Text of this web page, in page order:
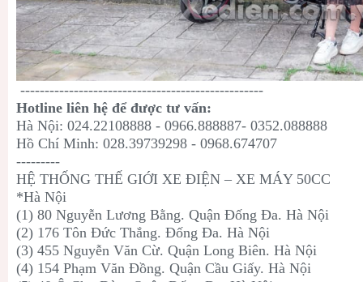
--------------------------------------------------
Hotline liên hệ để được tư vấn:
Hà Nội: 024.22108888 - 0966.888887- 0352.088888
Hồ Chí Minh: 028.39739298 - 0968.674707
---------
HỆ THỐNG THẾ GIỚI XE ĐIỆN – XE MÁY 50CC
*Hà Nội
(1) 80 Nguyễn Lương Bằng. Quận Đống Đa. Hà Nội
(2) 176 Tôn Đức Thắng. Đống Đa. Hà Nội
(3) 455 Nguyễn Văn Cừ. Quận Long Biên. Hà Nội
(4) 154 Phạm Văn Đồng. Quận Cầu Giấy. Hà Nội